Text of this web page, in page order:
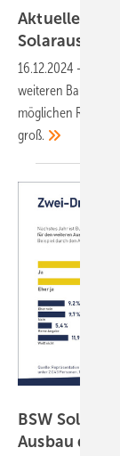
Aktuelle
Solarausbau
16.12.2024 -
weiteren Bau von
möglichen
groß.
BSW Solar:
Ausbau der